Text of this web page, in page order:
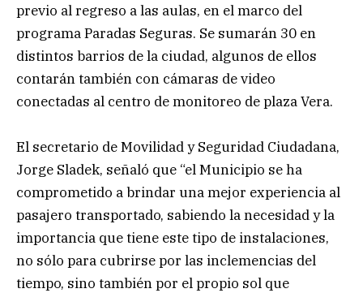
previo al regreso a las aulas, en el marco del
programa Paradas Seguras. Se sumarán 30 en
distintos barrios de la ciudad, algunos de ellos
contarán también con cámaras de video
conectadas al centro de monitoreo de plaza Vera.
El secretario de Movilidad y Seguridad Ciudadana,
Jorge Sladek, señaló que “el Municipio se ha
comprometido a brindar una mejor experiencia al
pasajero transportado, sabiendo la necesidad y la
importancia que tiene este tipo de instalaciones,
no sólo para cubrirse por las inclemencias del
tiempo, sino también por el propio sol que